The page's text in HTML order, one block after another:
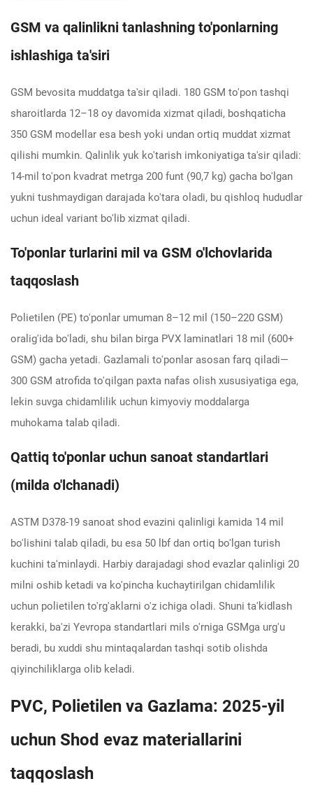
GSM va qalinlikni tanlashning to'ponlarning
ishlashiga ta'siri
GSM bevosita muddatga ta'sir qiladi. 180 GSM to'pon tashqi
sharoitlarda 12–18 oy davomida xizmat qiladi, boshqaticha
350 GSM modellar esa besh yoki undan ortiq muddat xizmat
qilishi mumkin. Qalinlik yuk ko'tarish imkoniyatiga ta'sir qiladi:
14-mil to'pon kvadrat metrga 200 funt (90,7 kg) gacha bo'lgan
yukni tushmaydigan darajada ko'tara oladi, bu qishloq hududlar
uchun ideal variant bo'lib xizmat qiladi.
To'ponlar turlarini mil va GSM o'lchovlarida
taqqoslash
Polietilen (PE) to'ponlar umuman 8–12 mil (150–220 GSM)
oralig'ida bo'ladi, shu bilan birga PVX laminatlari 18 mil (600+
GSM) gacha yetadi. Gazlamali to'ponlar asosan farq qiladi—
300 GSM atrofida to'qilgan paxta nafas olish xususiyatiga ega,
lekin suvga chidamlilik uchun kimyoviy moddalarga
muhokama talab qiladi.
Qattiq to'ponlar uchun sanoat standartlari
(milda o'lchanadi)
ASTM D378-19 sanoat shod evazini qalinligi kamida 14 mil
bo'lishini talab qiladi, bu esa 50 lbf dan ortiq bo'lgan turish
kuchini ta'minlaydi. Harbiy darajadagi shod evazlar qalinligi 20
milni oshib ketadi va ko'pincha kuchaytirilgan chidamlilik
uchun polietilen to'rg'aklarni o'z ichiga oladi. Shuni ta'kidlash
kerakki, ba'zi Yevropa standartlari mils o'rniga GSMga urg'u
beradi, bu xuddi shu mintaqalardan tashqi sotib olishda
qiyinchiliklarga olib keladi.
PVC, Polietilen va Gazlama: 2025-yil
uchun Shod evaz materiallarini
taqqoslash